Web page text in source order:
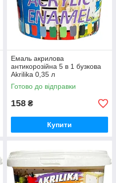
Емаль акрилова
антикорозійна 5 в 1 бузкова
Akrilika 0,35 л
Готово до відправки
158 ₴
Купити